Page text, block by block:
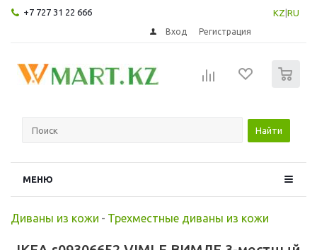
+7 727 31 22 666 KZ RU
Вход Регистрация
Найти
МЕНЮ
Диваны из кожи - Трехместные диваны из кожи